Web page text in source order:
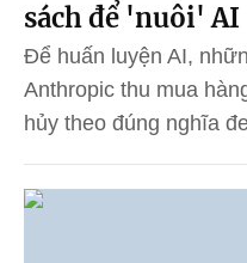
sách để 'nuôi' AI
Để huấn luyện AI,
Anthropic thu mua
hủy theo đúng nghĩa